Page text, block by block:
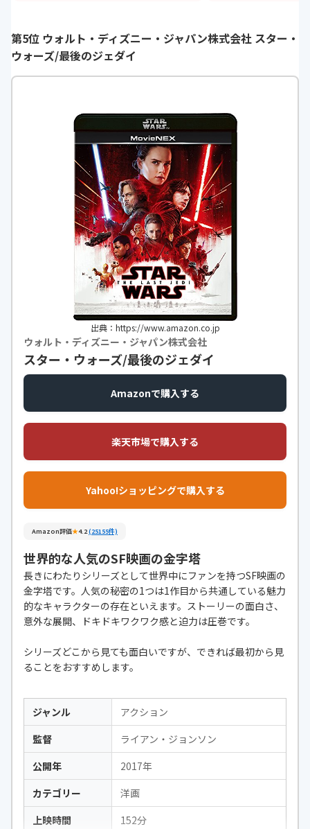
特に無重力ホテルでのアクションシ
ーンは見ものです。
面白いです。夢の
第5位 ウォルト・ディズニー・ジャパン株式会社 スター・
ウォーズ/最後のジェダイ
出典：https://www.amazon.co.jp
ウォルト・ディズニー・ジャパン株式会社
スター・ウォーズ/最後のジェダイ
Amazonで購入する
楽天市場で購入する
Yahoo!ショッピングで購入する
Amazon評価★4.2(25155件)
世界的な人気のSF映画の金字塔
長きにわたりシリーズとして世界中にファンを持つSF映画の
金字塔です。人気の秘密の1つは1作目から共通している魅力
的なキャラクターの存在といえます。ストーリーの面白さ、
意外な展開、ドキドキワクワク感と迫力は圧巻です。
シリーズどこから見ても面白いですが、できれば最初から見
ることをおすすめします。
ジャンル
アクション
監督
ライアン・ジョンソン
公開年
2017年
カテゴリー
洋画
上映時間
152分